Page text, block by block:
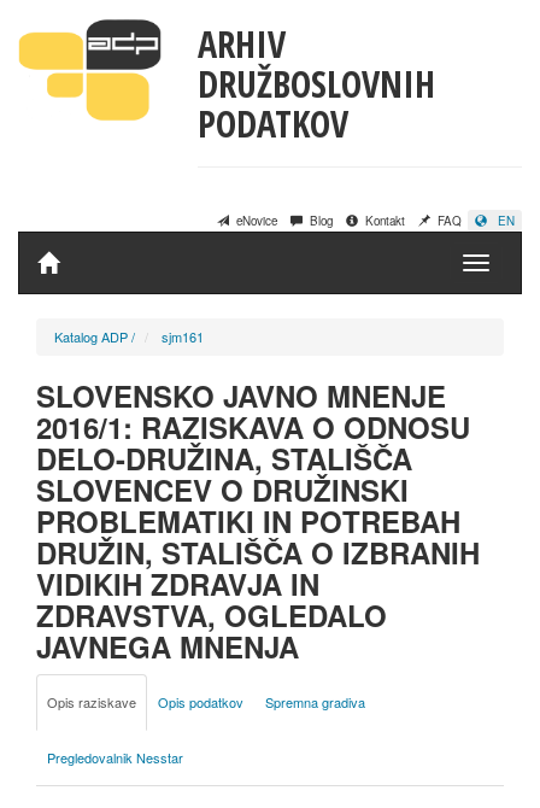
ARHIV
DRUŽBOSLOVNIH
PODATKOV
eNovice Blog Kontakt FAQ EN
Domov
Katalog ADP/ sjm161
SLOVENSKO JAVNO MNENJE
2016/1: RAZISKAVA O ODNOSU
DELO-DRUŽINA, STALIŠČA
SLOVENCEV O DRUŽINSKI
PROBLEMATIKI IN POTREBAH
DRUŽIN, STALIŠČA O IZBRANIH
VIDIKIH ZDRAVJA IN
ZDRAVSTVA, OGLEDALO
JAVNEGA MNENJA
Opis raziskave Opis podatkov Spremna gradiva
Pregledovalnik Nesstar